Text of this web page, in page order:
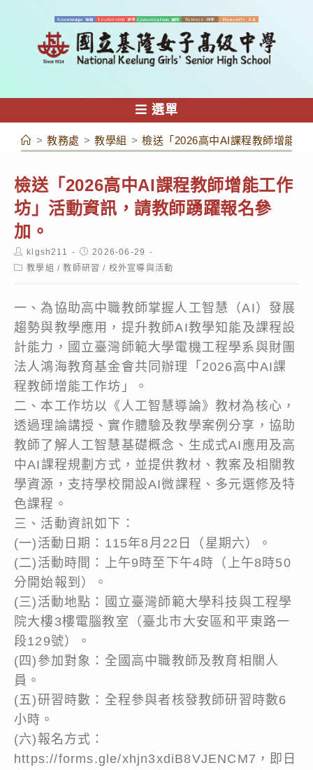
容
選單
> 教務處 > 教學組 > 檢送「2026高中AI課程教師增能工
檢送「2026高中AI課程教師增能工作
坊」活動資訊，請教師踴躍報名參
加。
Post
author:
klgsh211
Post
published:
2026-06-29
Post教學組 / 教師研習 / 校外宣導與活動
一、為協助高中職教師掌握人工智慧（AI）發展
趨勢與教學應用，提升教師AI教學知能及課程設
計能力，國立臺灣師範大學電機工程學系與財團
法人鴻海教育基金會共同辦理「2026高中AI課
程教師增能工作坊」。
二、本工作坊以《人工智慧導論》教材為核心，
透過理論講授、實作體驗及教學案例分享，協助
教師了解人工智慧基礎概念、生成式AI應用及高
中AI課程規劃方式，並提供教材、教案及相關教
學資源，支持學校開設AI微課程、多元選修及特
色課程。
三、活動資訊如下：
(一)活動日期：115年8月22日（星期六）。
(二)活動時間：上午9時至下午4時（上午8時50
分開始報到）。
(三)活動地點：國立臺灣師範大學科技與工程學
院大樓3樓電腦教室（臺北市大安區和平東路一
段129號）。
(四)參加對象：全國高中職教師及教育相關人
員。
(五)研習時數：全程參與者核發教師研習時數6
小時。
(六)報名方式：
https://forms.gle/xhjn3xdiB8VJENCM7，即日